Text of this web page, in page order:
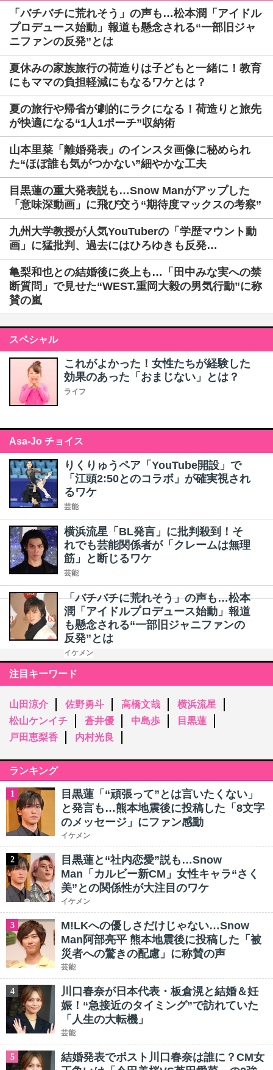
「バチバチに荒れそう」の声も…松本潤「アイドル
プロデュース始動」報道も懸念される“一部旧ジャ
ニファンの反発”とは
夏休みの家族旅行の荷造りは子どもと一緒に！教育
にもママの負担軽減にもなるワケとは？
夏の旅行や帰省が劇的にラクになる！荷造りと旅先
が快適になる“1人1ポーチ”収納術
山本里菜「離婚発表」のインスタ画像に秘められ
た“ほぼ誰も気がつかない”細やかな工夫
目黒蓮の重大発表説も…Snow Manがアップした
「意味深動画」に飛び交う“期待度マックスの考察”
九州大学教授が人気YouTuberの「学歴マウント動
画」に猛批判、過去にはひろゆきも反発…
亀梨和也との結婚後に炎上も…「田中みな実への禁
断質問」で見せた“WEST.重岡大毅の男気行動”に称
賛の嵐
スペシャル
これがよかった！女性たちが経験した
効果のあった「おまじない」とは？
ライフ
Asa-Jo チョイス
りくりゅうペア「YouTube開設」で
「江頭2:50とのコラボ」が確実視され
るワケ
芸能
横浜流星「BL発言」に批判殺到！そ
れでも芸能関係者が「クレームは無理
筋」と断じるワケ
芸能
「バチバチに荒れそう」の声も…松本
潤「アイドルプロデュース始動」報道
も懸念される“一部旧ジャニファンの
反発”とは
イケメン
注目キーワード
山田涼介 佐野勇斗 高橋文哉
横浜流星
松山ケンイチ
蒼井優 中島歩
目黒蓮
戸田恵梨香
内村光良
ランキング
1
目黒蓮「“頑張って”とは言いたくない」
と発言も…熊本地震後に投稿した「8文字
のメッセージ」にファン感動
イケメン
2
目黒蓮と“社内恋愛”説も…Snow
Man「カルビー新CM」女性キャラ“さく
美”との関係性が大注目のワケ
イケメン
3
M!LKへの優しさだけじゃない…Snow
Man阿部亮平 熊本地震後に投稿した「被
災者への驚きの配慮」に称賛の声
芸能
4
川口春奈が日本代表・板倉滉と結婚＆妊
娠！“急接近のタイミング”で訪れていた
「人生の大転機」
芸能
5
結婚発表でポスト川口春奈は誰に？CM女